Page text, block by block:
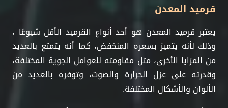
قرميد المعدن
يعتبر قرميد المعدن هو أحد أنواع القرميد الأقل شيوعًا ،
وذلك لأنه يتميز بسعره المنخفض، كما أنه يتمتع بالعديد
من المزايا الأخرى، مثل مقاومته للعوامل الجوية المختلفة،
وقدرته على عزل الحرارة والصوت، وتوفره بالعديد من
الألوان والأشكال المختلفة.